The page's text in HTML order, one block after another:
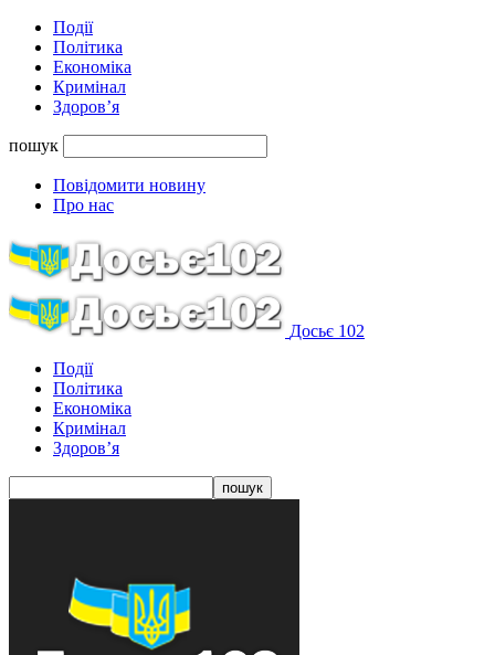
Події
Політика
Економіка
Кримінал
Здоров’я
пошук
Повідомити новину
Про нас
Досьє 102
Події
Політика
Економіка
Кримінал
Здоров’я